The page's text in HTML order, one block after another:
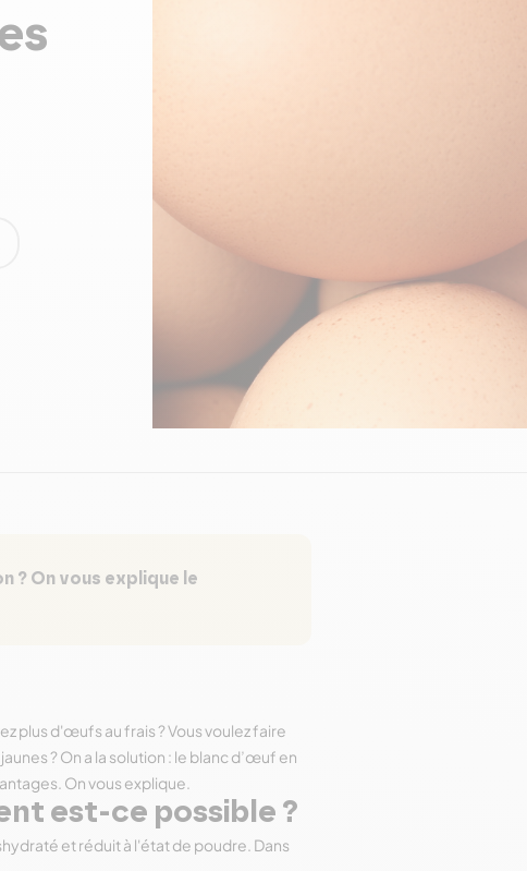
? On vous explique le
plus d'œufs au frais ? Vous voulez faire
? On a la solution : le blanc d’œuf en
On vous explique.
est-ce possible ?
et réduit à l'état de poudre. Dans